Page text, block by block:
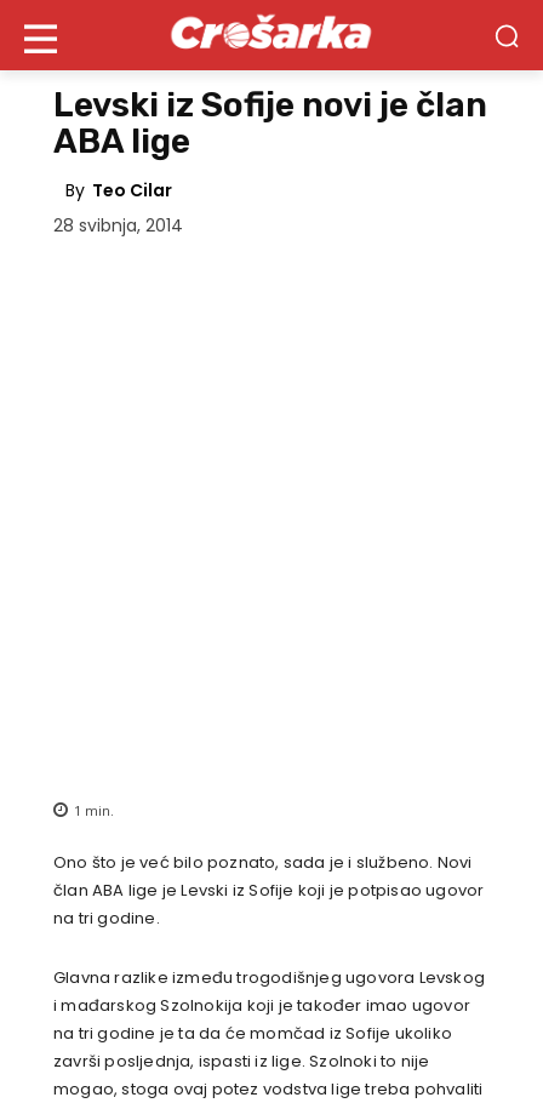
Levski iz Sofije novi je član
ABA lige
By Teo Cilar
28 svibnja, 2014
1 min.
Ono što je već bilo poznato, sada je i službeno. Novi
član ABA lige je Levski iz Sofije koji je potpisao ugovor
na tri godine.
Glavna razlike između trogodišnjeg ugovora Levskog
i mađarskog Szolnokija koji je također imao ugovor
na tri godine je ta da će momčad iz Sofije ukoliko
završi posljednja, ispasti iz lige. Szolnoki to nije
mogao, stoga ovaj potez vodstva lige treba pohvaliti